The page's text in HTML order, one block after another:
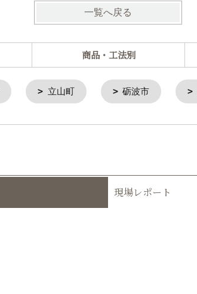
一覧へ戻る
商品・工法別
立山町 砺波市
現場レポート